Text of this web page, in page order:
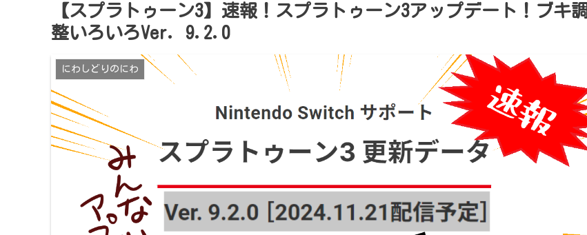
【スプラトゥーン3】速報！スプラトゥーン3アップデート！ブキ調
整いろいろVer. 9.2.0
にわしどりのにわ